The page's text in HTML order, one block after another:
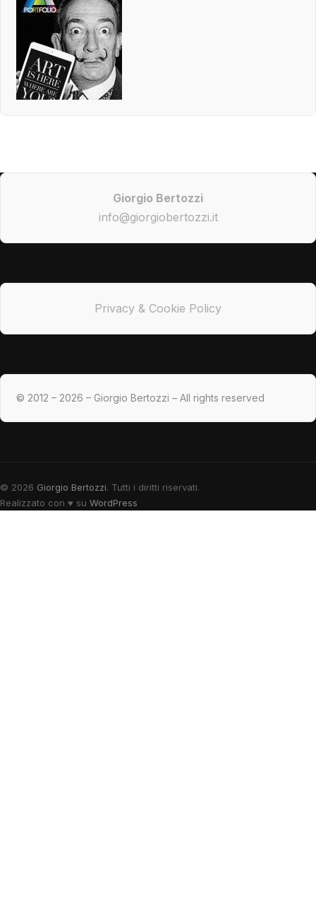
Giorgio Bertozzi
info@giorgiobertozzi.it
Privacy & Cookie Policy
© 2012 – 2026 – Giorgio Bertozzi – All rights reserved
© 2026 Giorgio Bertozzi. Tutti i diritti riservati.
Realizzato con ♥ su WordPress